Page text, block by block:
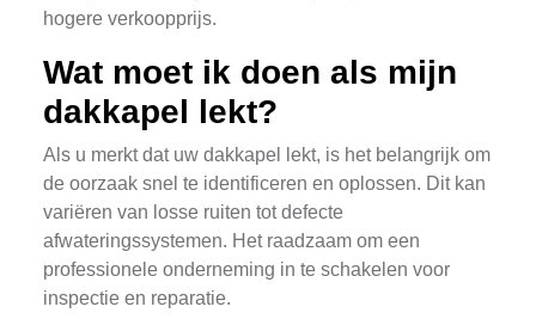
hogere verkoopprijs.
Wat moet ik doen als mijn
dakkapel lekt?
Als u merkt dat uw dakkapel lekt, is het belangrijk om
de oorzaak snel te identificeren en oplossen. Dit kan
variëren van losse ruiten tot defecte
afwateringssystemen. Het raadzaam om een
professionele onderneming in te schakelen voor
inspectie en reparatie.